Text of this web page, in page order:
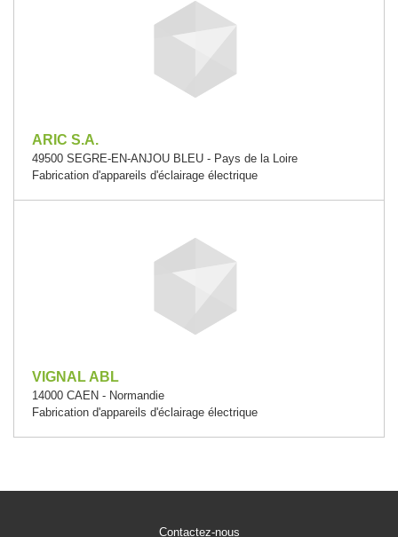
ARIC S.A.
49500 SEGRE-EN-ANJOU BLEU - Pays de la Loire
Fabrication d'appareils d'éclairage électrique
VIGNAL ABL
14000 CAEN - Normandie
Fabrication d'appareils d'éclairage électrique
Contactez-nous